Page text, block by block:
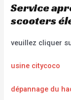
Service
scooters
veuillez cliquer
usine citycoco
dépannage du